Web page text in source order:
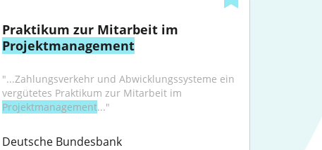
Projektmanagement
"...Zahlungsverkehr und Abwicklungssysteme ein
Projektmanagement..."
Deutsche Bundesbank